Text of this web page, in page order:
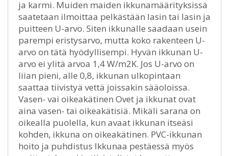
ja karmi. Muiden maiden ikkunamäärityksissä
saatetaan ilmoittaa pelkästään lasin tai lasin ja
puitteen U-arvo. Siten ikkunalle saadaan usein
parempi eristysarvo, mutta koko rakenteen U-
arvo on tätä hyödyllisempi. Hyvän ikkunan U-
arvo ei ylitä arvoa 1,4 W/m2K. Jos U-arvo on
liian pieni, alle 0,8, ikkunan ulkopintaan
saattaa tiivistyä vettä joissakin sääoloissa.
Vasen- vai oikeakätinen Ovet ja ikkunat ovat
aina vasen- tai oikeakätisiä. Mikäli sarana on
oikealla puolella, kun avaat ikkunan itseäsi
kohden, ikkuna on oikeakätinen. PVC-ikkunan
hoito ja puhdistus Ikkunaa pestäessä myös